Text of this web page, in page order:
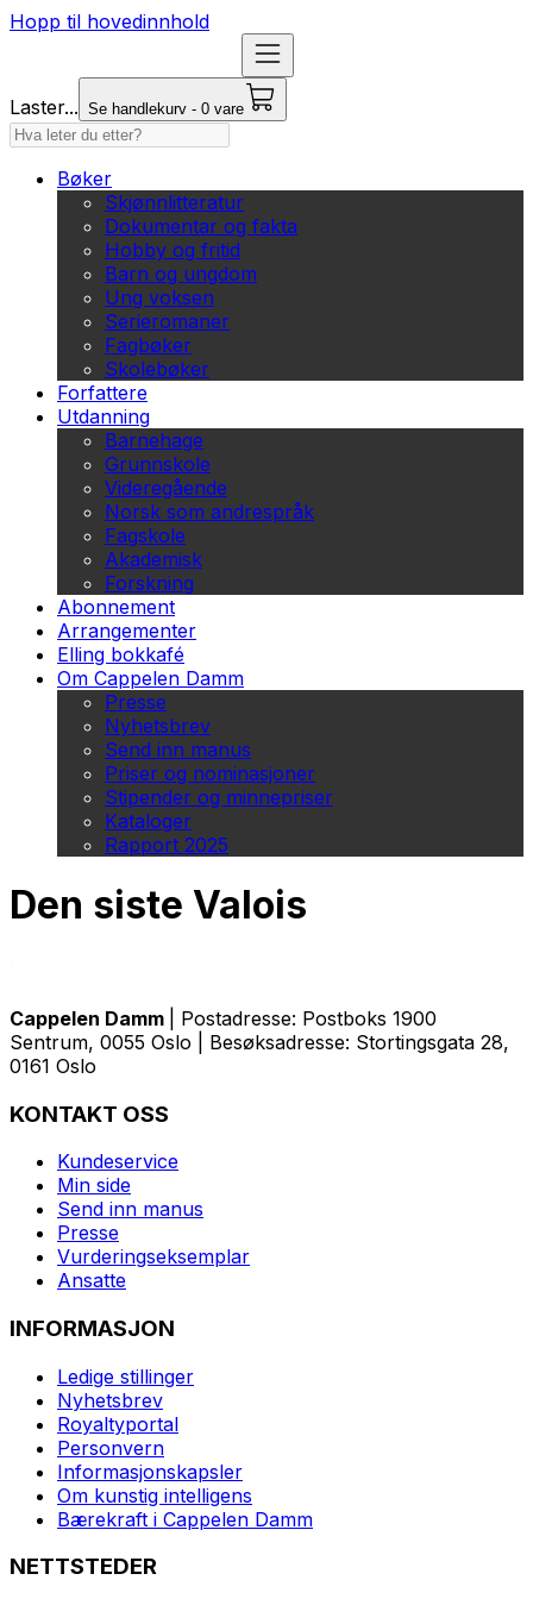
Hopp til hovedinnhold
Laster... Se handlekurv - 0 vare
Bøker
Skjønnlitteratur
Dokumentar og fakta
Hobby og fritid
Barn og ungdom
Ung voksen
Serieromaner
Fagbøker
Skolebøker
Forfattere
Utdanning
Barnehage
Grunnskole
Videregående
Norsk som andrespråk
Fagskole
Akademisk
Forskning
Abonnement
Arrangementer
Elling bokkafé
Om Cappelen Damm
Presse
Nyhetsbrev
Send inn manus
Priser og nominasjoner
Stipender og minnepriser
Kataloger
Rapport 2025
Den siste Valois
Cappelen Damm
| Postadresse: Postboks 1900
Sentrum, 0055 Oslo | Besøksadresse: Stortingsgata 28,
0161 Oslo
KONTAKT OSS
Kundeservice
Min side
Send inn manus
Presse
Vurderingseksemplar
Ansatte
INFORMASJON
Ledige stillinger
Nyhetsbrev
Royaltyportal
Personvern
Informasjonskapsler
Om kunstig intelligens
Bærekraft i Cappelen Damm
NETTSTEDER